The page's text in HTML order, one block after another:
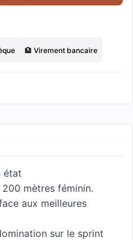
🏦 Virement bancaire
état
mètres féminin.
aux meilleures
sur le sprint